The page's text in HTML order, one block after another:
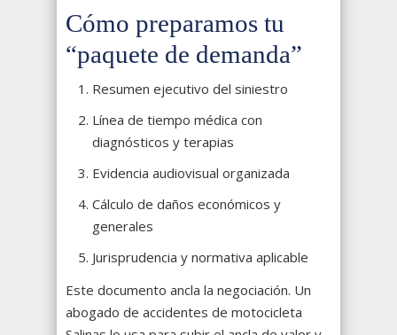
Cómo preparamos tu
“paquete de demanda”
Resumen ejecutivo del siniestro
Línea de tiempo médica con
diagnósticos y terapias
Evidencia audiovisual organizada
Cálculo de daños económicos y
generales
Jurisprudencia y normativa aplicable
Este documento ancla la negociación. Un
abogado de accidentes de motocicleta